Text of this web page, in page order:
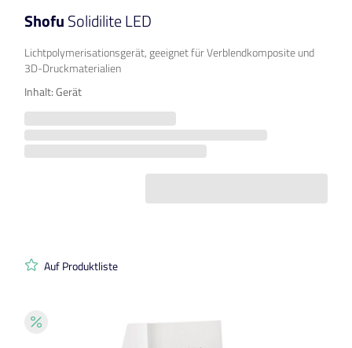
ShofuSolidilite LED
Lichtpolymerisationsgerät, geeignet für Verblendkomposite und
3D-Druckmaterialien
Inhalt: Gerät
Auf Produktliste